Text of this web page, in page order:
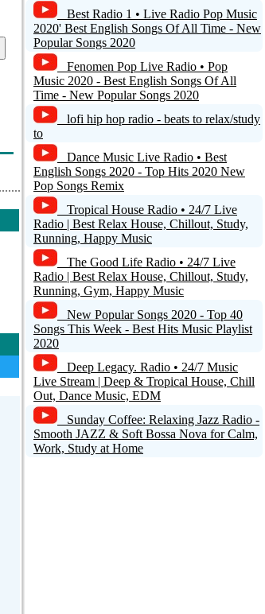
MULTIMIX RADIO: Online LIVE
from Hamilton, Ontario. Canada.
multimixradio
Best Radio 1 • Live Radio Pop Music
2020' Best English Songs Of All Time - New
Popular Songs 2020
Fenomen Pop Live Radio • Pop
Music 2020 - Best English Songs Of All
Time - New Popular Songs 2020
lofi hip hop radio - beats to relax/study
to
Dance Music Live Radio • Best
English Songs 2020 - Top Hits 2020 New
Pop Songs Remix
Tropical House Radio • 24/7 Live
Radio | Best Relax House, Chillout, Study,
Running, Happy Music
The Good Life Radio • 24/7 Live
Radio | Best Relax House, Chillout, Study,
Running, Gym, Happy Music
New Popular Songs 2020 - Top 40
Songs This Week - Best Hits Music Playlist
2020
Deep Legacy. Radio • 24/7 Music
Live Stream | Deep & Tropical House, Chill
Out, Dance Music, EDM
Sunday Coffee: Relaxing Jazz Radio -
Smooth JAZZ & Soft Bossa Nova for Calm,
Work, Study at Home